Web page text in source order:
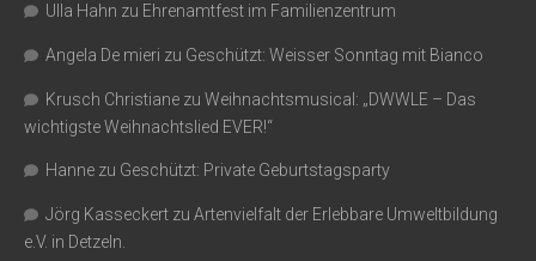
Ulla Hahn zu Ehrenamtfest im Familienzentrum
Angela De mieri zu Geschützt: Weisser Sonntag mit Bianco
Krusch Christiane zu Weihnachtsmusical: „DWWLE – Das
wichtigste Weihnachtslied EVER!“
Hanne zu Geschützt: Private Geburtstagsparty
Jörg Kasseckert zu Artenvielfalt der Erlebbare Umweltbildung
e.V. in Detzeln.